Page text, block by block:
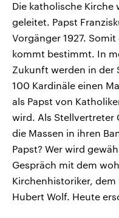
Die katholische Kirche
geleitet. Papst
Vorgänger 1927.
kommt bestimmt. In
Zukunft werden in der
100 Kardinäle einen
als Papst von
wird. Als Stellvertreter
die Massen in ihren
Papst? Wer wird
Gespräch mit dem
Kirchenhistoriker,
Hubert Wolf. Heute